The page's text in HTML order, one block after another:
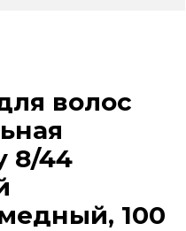
волос
8/44
100